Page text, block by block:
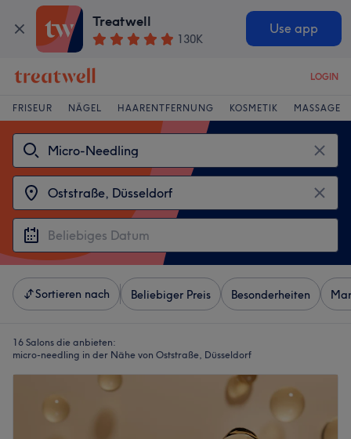
Treatwell
130K
Use app
LOGIN
FRISEUR NÄGEL HAARENTFERNUNG KOSMETIK MASSAGE
Sortieren nach Beliebiger Preis Besonderheiten
16 Salons die anbieten:
micro-needling in der Nähe von Oststraße, Düsseldorf